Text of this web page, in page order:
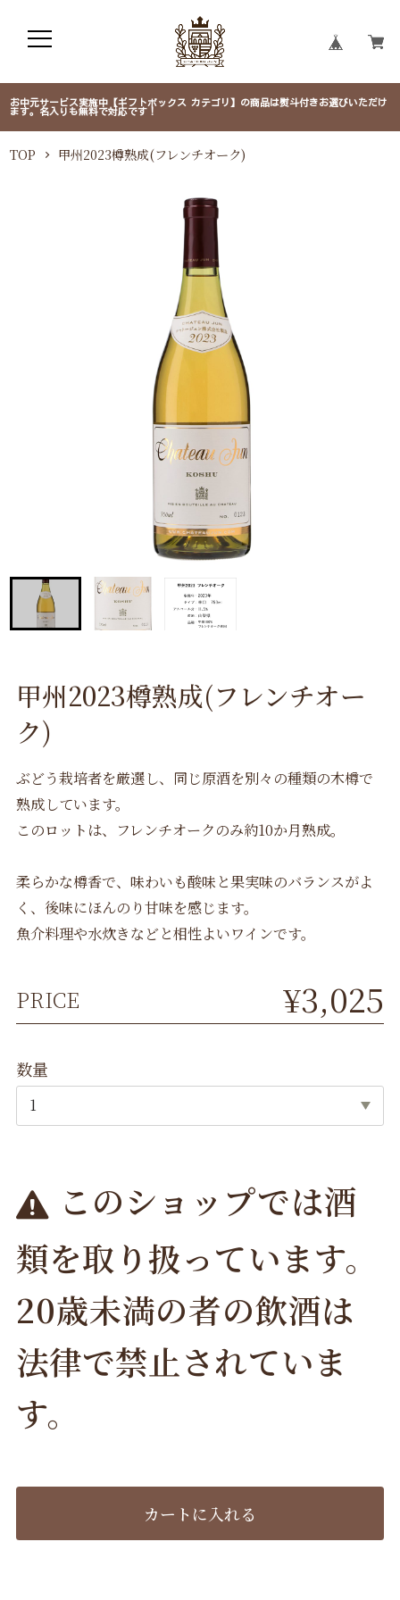
お中元サービス実施中【ギフトボックス カテゴリ】の商品は熨斗付きお選びいただけ
ます。名入りも無料で対応です！
TOP 甲州2023樽熟成(フレンチオーク)
甲州2023樽熟成(フレンチオー
ク)
ぶどう栽培者を厳選し、同じ原酒を別々の種類の木樽で
熟成しています。
このロットは、フレンチオークのみ約10か月熟成。
柔らかな樽香で、味わいも酸味と果実味のバランスがよ
く、後味にほんのり甘味を感じます。
魚介料理や水炊きなどと相性よいワインです。
PRICE ¥3,025
数量
このショップでは酒
類を取り扱っています。
20歳未満の者の飲酒は
法律で禁止されていま
す。
カートに入れる